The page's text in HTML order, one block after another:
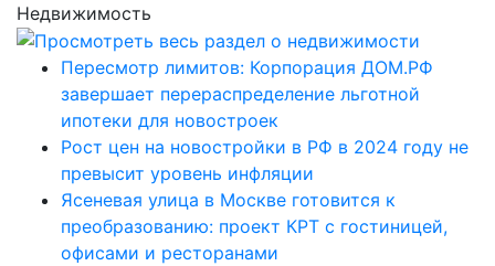
Недвижимость
Пересмотр лимитов: Корпорация ДОМ.РФ
завершает перераспределение льготной
ипотеки для новостроек
Рост цен на новостройки в РФ в 2024 году не
превысит уровень инфляции
Ясеневая улица в Москве готовится к
преобразованию: проект КРТ с гостиницей,
офисами и ресторанами